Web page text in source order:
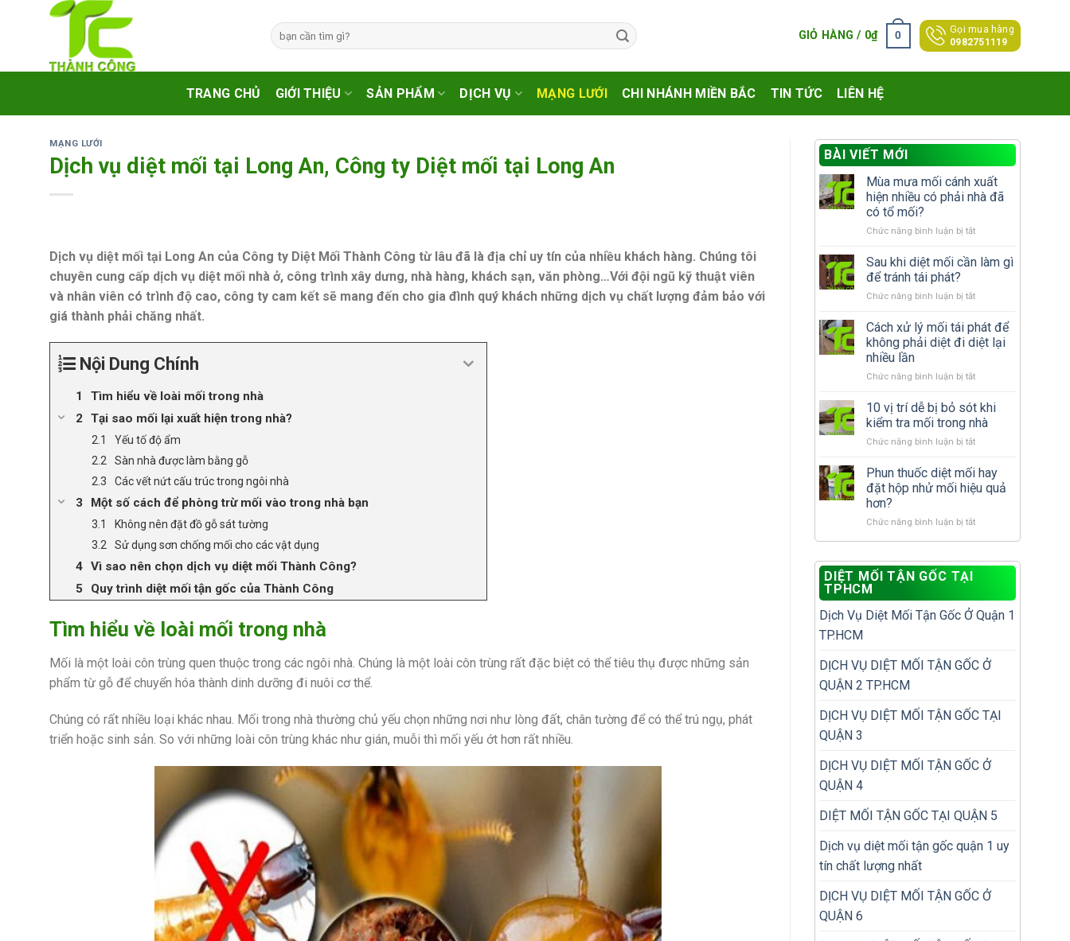
Tìm
kiếm:
GIỎ HÀNG / 0₫ 0
Gọi mua hàng
0982751119
TRANG CHỦ GIỚI THIỆU SẢN PHẨM DỊCH VỤ MẠNG LƯỚI CHI NHÁNH MIỀN BẮC TIN TỨC LIÊN HỆ
MẠNG LƯỚI
Dịch vụ diệt mối tại Long An, Công ty Diệt mối tại Long An
Dịch vụ diệt mối tại Long An của Công ty Diệt Mối Thành Công từ lâu đã là địa chỉ uy tín của nhiều khách hàng. Chúng tôi
chuyên cung cấp dịch vụ diệt mối nhà ở, công trình xây dưng, nhà hàng, khách sạn, văn phòng…Với đội ngũ kỹ thuật viên
và nhân viên có trình độ cao, công ty cam kết sẽ mang đến cho gia đình quý khách những dịch vụ chất lượng đảm bảo với
giá thành phải chăng nhất.
Nội Dung Chính
Tìm hiểu về loài mối trong nhà
Tại sao mối lại xuất hiện trong nhà?
Yếu tố độ ẩm
Sàn nhà được làm bằng gỗ
Các vết nứt cấu trúc trong ngôi nhà
Một số cách để phòng trừ mối vào trong nhà bạn
Không nên đặt đồ gỗ sát tường
Sử dụng sơn chống mối cho các vật dụng
Vì sao nên chọn dịch vụ diệt mối Thành Công?
Quy trình diệt mối tận gốc của Thành Công
Tìm hiểu về loài mối trong nhà
Mối là một loài côn trùng quen thuộc trong các ngôi nhà. Chúng là một loài côn trùng rất đặc biệt có thể tiêu thụ được những sản
phẩm từ gỗ để chuyển hóa thành dinh dưỡng đi nuôi cơ thể.
Chúng có rất nhiều loại khác nhau. Mối trong nhà thường chủ yếu chọn những nơi như lòng đất, chân tường để có thể trú ngụ, phát
triển hoặc sinh sản. So với những loài côn trùng khác như gián, muỗi thì mối yếu ớt hơn rất nhiều.
BÀI VIẾT MỚI
Mùa mưa mối cánh xuất
hiện nhiều có phải nhà đã
có tổ mối?
Chức năng bình luận bị tắtở
mưa
xuất
nhiều
có
phải
đã
tổ
mối?
Sau khi diệt mối cần làm gì
để tránh tái phát?
Chức năng bình luận bị tắtở
khi
diệt
mối
làm
để
tránh
tái
phát?
Cách xử lý mối tái phát để
không phải diệt đi diệt lại
nhiều lần
Chức năng bình luận bị tắtở
xử
lý
mối
tái
để
không
phải
đi
nhiều
10 vị trí dễ bị bỏ sót khi
kiểm tra mối trong nhà
Chức năng bình luận bị tắtở
vị
trí
dễ
bỏ
kiểm
trong
nhà
Phun thuốc diệt mối hay
đặt hộp nhử mối hiệu quả
hơn?
Chức năng bình luận bị tắtở
diệt
đặt
hộp
hiệu
quả
DIỆT MỐI TẬN GỐC TẠI
TPHCM
Dịch Vụ Diệt Mối Tận Gốc Ở Quận 1
TP.HCM
DỊCH VỤ DIỆT MỐI TẬN GỐC Ở
QUẬN 2 TP.HCM
DỊCH VỤ DIỆT MỐI TẬN GỐC TẠI
QUẬN 3
DỊCH VỤ DIỆT MỐI TẬN GỐC Ở
QUẬN 4
DIỆT MỐI TẬN GỐC TẠI QUẬN 5
Dịch vụ diệt mối tận gốc quận 1 uy
tín chất lượng nhất
DỊCH VỤ DIỆT MỐI TẬN GỐC Ở
QUẬN 6